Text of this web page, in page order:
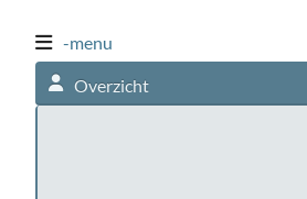
-menu
Overzicht